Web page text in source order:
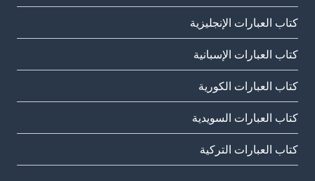
كتاب العبارات الإنجليزية
كتاب العبارات الإسبانية
كتاب العبارات الكورية
كتاب العبارات السويدية
كتاب العبارات التركية